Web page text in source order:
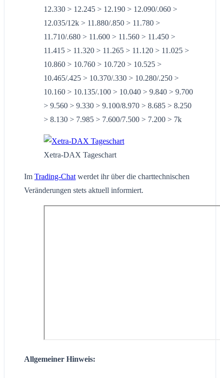
12.330 > 12.245 > 12.190 > 12.090/.060 >
12.035/12k > 11.880/.850 > 11.780 >
11.710/.680 > 11.600 > 11.560 > 11.450 >
11.415 > 11.320 > 11.265 > 11.120 > 11.025 >
10.860 > 10.760 > 10.720 > 10.525 >
10.465/.425 > 10.370/.330 > 10.280/.250 >
10.160 > 10.135/.100 > 10.040 > 9.840 > 9.700
> 9.560 > 9.330 > 9.100/8.970 > 8.685 > 8.250
> 8.130 > 7.985 > 7.600/7.500 > 7.200 > 7k
Xetra-DAX Tageschart
Im Trading-Chat werdet ihr über die charttechnischen
Veränderungen stets aktuell informiert.
Allgemeiner Hinweis: